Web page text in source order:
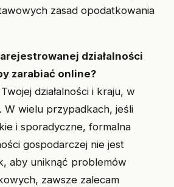
zasad opodatkowania
działalności
zarabiać online?
działalności i kraju, w
W wielu przypadkach, jeśli
i sporadyczne, formalna
gospodarczej nie jest
aby uniknąć problemów
zawsze zalecam